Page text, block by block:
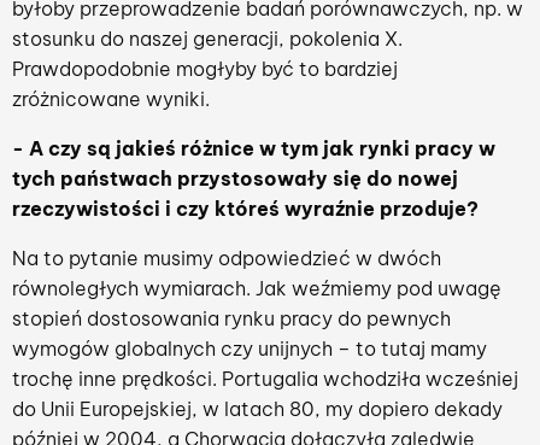
byłoby przeprowadzenie badań porównawczych, np. w
stosunku do naszej generacji, pokolenia X.
Prawdopodobnie mogłyby być to bardziej
zróżnicowane wyniki.
- A czy są jakieś różnice w tym jak rynki pracy w
tych państwach przystosowały się do nowej
rzeczywistości i czy któreś wyraźnie przoduje?
Na to pytanie musimy odpowiedzieć w dwóch
równoległych wymiarach. Jak weźmiemy pod uwagę
stopień dostosowania rynku pracy do pewnych
wymogów globalnych czy unijnych – to tutaj mamy
trochę inne prędkości. Portugalia wchodziła wcześniej
do Unii Europejskiej, w latach 80, my dopiero dekady
później w 2004, a Chorwacja dołączyła zaledwie